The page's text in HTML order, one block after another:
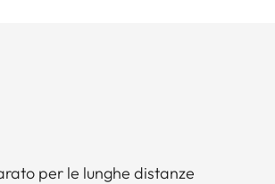
per le lunghe distanze